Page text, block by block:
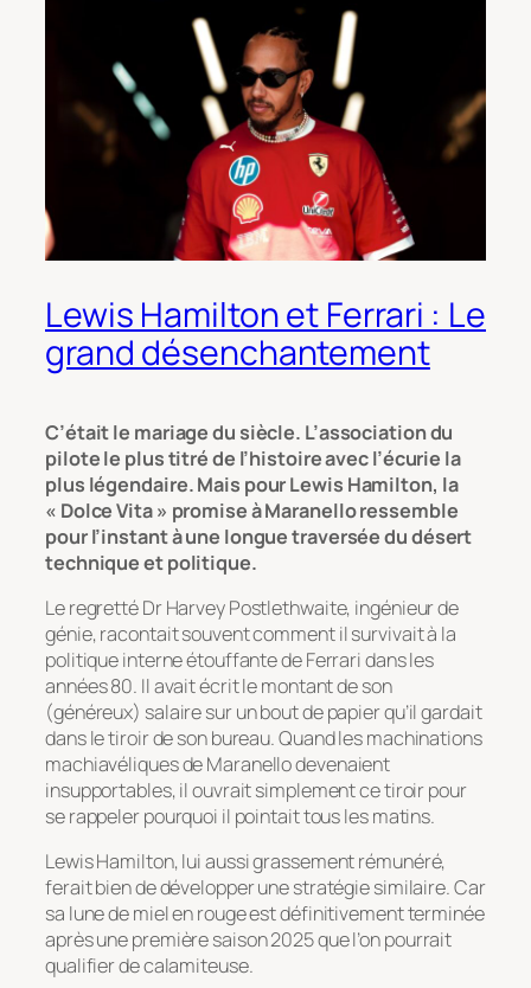
Lewis Hamilton et Ferrari : Le
grand désenchantement
C’était le mariage du siècle. L’association du
pilote le plus titré de l’histoire avec l’écurie la
plus légendaire. Mais pour Lewis Hamilton, la
« Dolce Vita » promise à Maranello ressemble
pour l’instant à une longue traversée du désert
technique et politique.
Le regretté Dr Harvey Postlethwaite, ingénieur de
génie, racontait souvent comment il survivait à la
politique interne étouffante de Ferrari dans les
années 80. Il avait écrit le montant de son
(généreux) salaire sur un bout de papier qu’il gardait
dans le tiroir de son bureau. Quand les machinations
machiavéliques de Maranello devenaient
insupportables, il ouvrait simplement ce tiroir pour
se rappeler pourquoi il pointait tous les matins.
Lewis Hamilton, lui aussi grassement rémunéré,
ferait bien de développer une stratégie similaire. Car
sa lune de miel en rouge est définitivement terminée
après une première saison 2025 que l’on pourrait
qualifier de calamiteuse.